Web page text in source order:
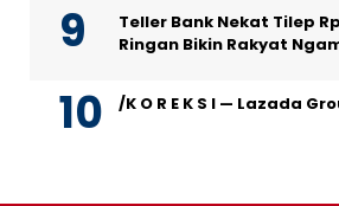
Teller Bank Nekat Tilep
Ringan Bikin Rakyat
/K O R E K S I — Lazada